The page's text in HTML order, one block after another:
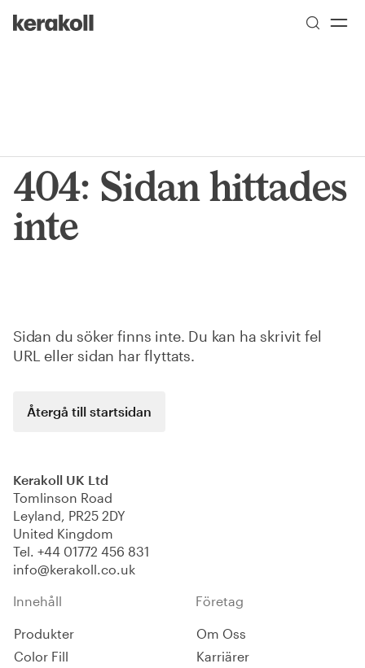
Go to Homepage
404: Sidan hittades
inte
Sidan du söker finns inte. Du kan ha skrivit fel
URL eller sidan har flyttats.
Återgå till startsidan
Kerakoll UK Ltd
Tomlinson Road
Leyland, PR25 2DY
United Kingdom
Tel. +44 01772 456 831
info@kerakoll.co.uk
Innehåll
Produkter
Color Fill
Företag
Om Oss
Karriärer